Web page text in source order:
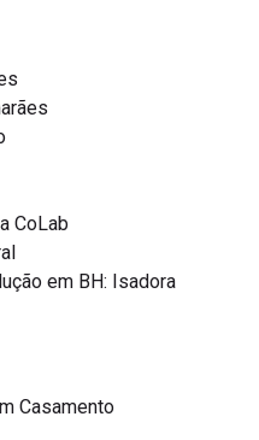
CoLab
em BH: Isadora
Casamento